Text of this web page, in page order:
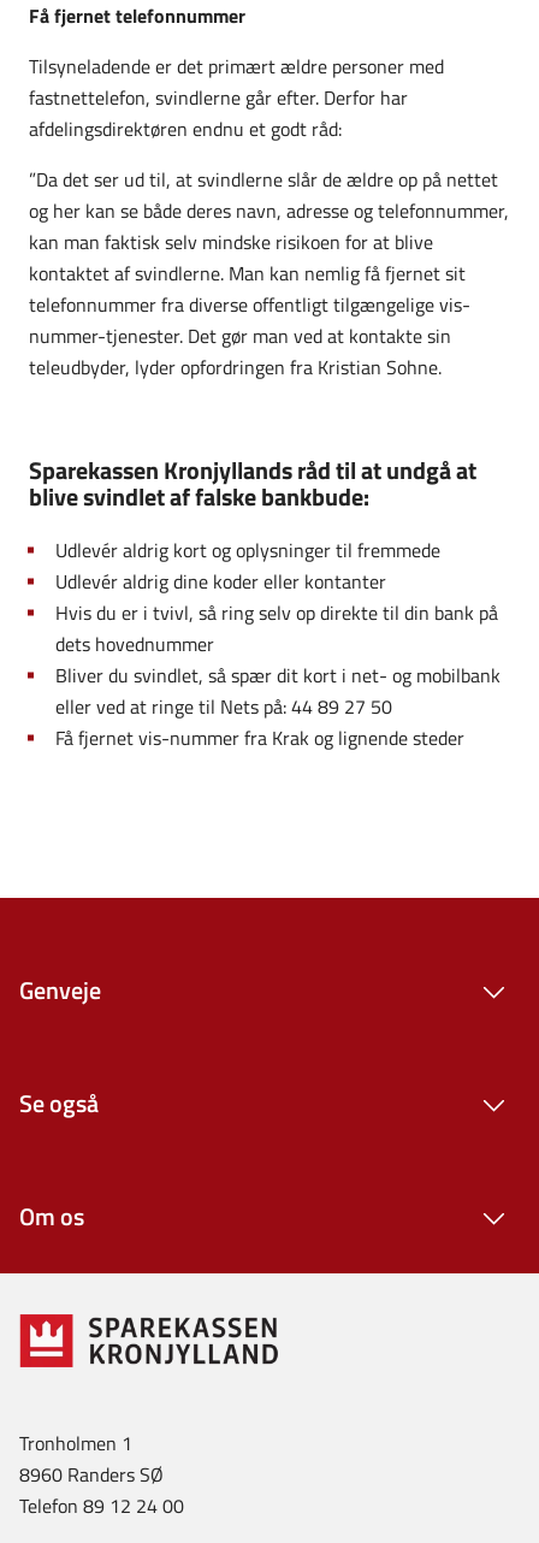
Få fjernet telefonnummer
Tilsyneladende er det primært ældre personer med
fastnettelefon, svindlerne går efter. Derfor har
afdelingsdirektøren endnu et godt råd:
”Da det ser ud til, at svindlerne slår de ældre op på nettet
og her kan se både deres navn, adresse og telefonnummer,
kan man faktisk selv mindske risikoen for at blive
kontaktet af svindlerne. Man kan nemlig få fjernet sit
telefonnummer fra diverse offentligt tilgængelige vis-
nummer-tjenester. Det gør man ved at kontakte sin
teleudbyder, lyder opfordringen fra Kristian Sohne.
Sparekassen Kronjyllands råd til at undgå at
blive svindlet af falske bankbude:
Udlevér aldrig kort og oplysninger til fremmede
Udlevér aldrig dine koder eller kontanter
Hvis du er i tvivl, så ring selv op direkte til din bank på
dets hovednummer
Bliver du svindlet, så spær dit kort i net- og mobilbank
eller ved at ringe til Nets på: 44 89 27 50
Få fjernet vis-nummer fra Krak og lignende steder
Genveje
Se også
Om os
Tronholmen 1
8960 Randers SØ
Telefon 89 12 24 00